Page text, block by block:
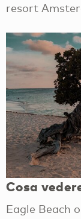
resort
Cosa
Eagle Beach